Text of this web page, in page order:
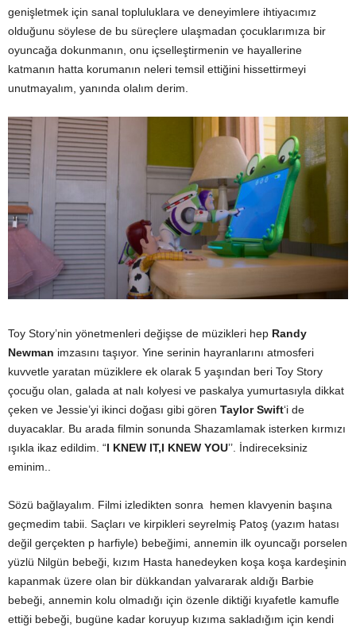
genişletmek için sanal topluluklara ve deneyimlere ihtiyacımız
olduğunu söylese de bu süreçlere ulaşmadan çocuklarımıza bir
oyuncağa dokunmanın, onu içselleştirmenin ve hayallerine
katmanın hatta korumanın neleri temsil ettiğini hissettirmeyi
unutmayalım, yanında olalım derim.
Toy Story’nin yönetmenleri değişse de müzikleri hep Randy
Newman imzasını taşıyor. Yine serinin hayranlarını atmosferi
kuvvetle yaratan müziklere ek olarak 5 yaşından beri Toy Story
çocuğu olan, galada at nalı kolyesi ve paskalya yumurtasıyla dikkat
çeken ve Jessie’yi ikinci doğası gibi gören Taylor Swift‘i de
duyacaklar. Bu arada filmin sonunda Shazamlamak isterken kırmızı
ışıkla ikaz edildim. “I KNEW IT,I KNEW YOU’’. İndireceksiniz
eminim..
Sözü bağlayalım. Filmi izledikten sonra hemen klavyenin başına
geçmedim tabii. Saçları ve kirpikleri seyrelmiş Patoş (yazım hatası
değil gerçekten p harfiyle) bebeğimi, annemin ilk oyuncağı porselen
yüzlü Nilgün bebeği, kızım Hasta hanedeyken koşa koşa kardeşinin
kapanmak üzere olan bir dükkandan yalvararak aldığı Barbie
bebeği, annemin kolu olmadığı için özenle diktiği kıyafetle kamufle
ettiği bebeği, bugüne kadar koruyup kızıma sakladığım için kendi